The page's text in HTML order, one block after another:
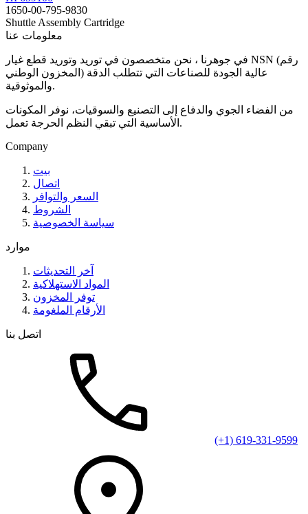
1650-00-795-9830
Shuttle Assembly Cartridge
معلومات عنا
في جوهرنا ، نحن متخصصون في توريد وتوريد قطع غيار NSN (رقم
المخزون الوطني) عالية الجودة للصناعات التي تتطلب الدقة
والموثوقية.
من الفضاء الجوي والدفاع إلى التصنيع والسوقيات، نوفر المكونات
الأساسية التي تبقي النظم الحرجة تعمل.
Company
بيت
اتصال
السعر والتوافر
الشروط
سياسة الخصوصية
موارد
آخر التحديثات
المواد الاستهلاكية
توفر المخزون
الأرقام الملغومة
اتصل بنا
(+1) 619-331-9599